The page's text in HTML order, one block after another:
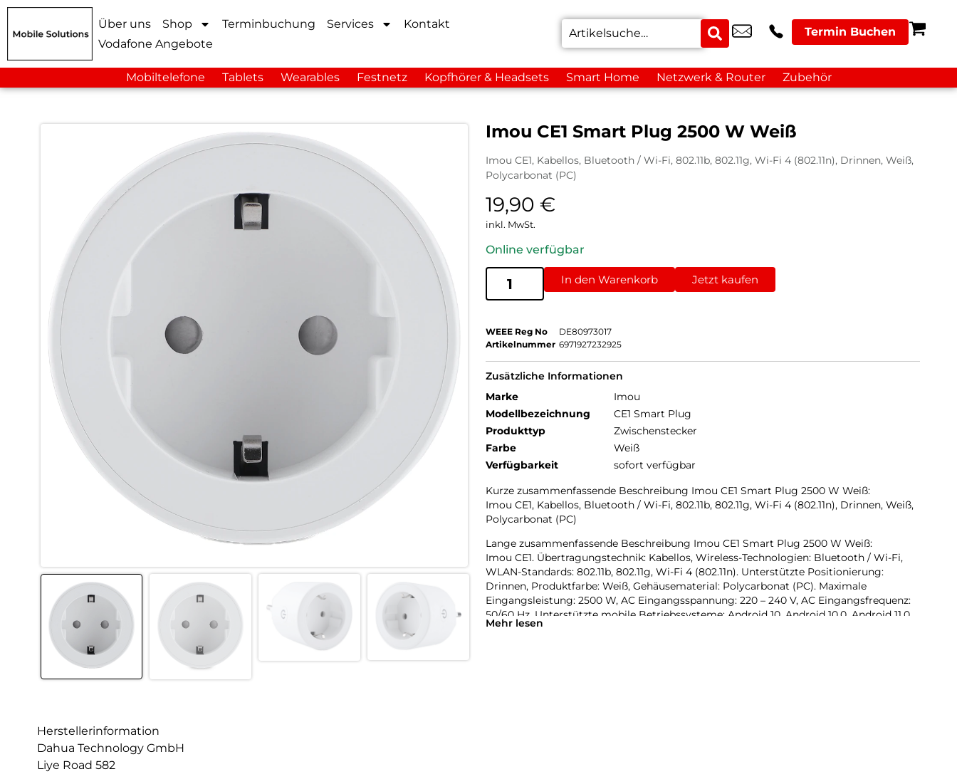
Über uns Shop Terminbuchung Services
Kontakt
Vodafone Angebote
Termin Buchen
Mobiltelefone Tablets Wearables Festnetz Kopfhörer & Headsets Smart Home Netzwerk & Router Zubehör
Imou CE1 Smart Plug 2500 W Weiß
Imou CE1, Kabellos, Bluetooth / Wi-Fi, 802.11b, 802.11g, Wi-Fi 4 (802.11n), Drinnen, Weiß,
Polycarbonat (PC)
19,90 €
inkl. MwSt.
Online verfügbar
In den Warenkorb Jetzt kaufen
WEEE Reg No
DE80973017
Artikelnummer 6971927232925
Zusätzliche Informationen
Marke
Imou
Modellbezeichnung
CE1 Smart Plug
Produkttyp
Zwischenstecker
Farbe
Weiß
Verfügbarkeit
sofort verfügbar
Kurze zusammenfassende Beschreibung Imou CE1 Smart Plug 2500 W Weiß:
Imou CE1, Kabellos, Bluetooth / Wi-Fi, 802.11b, 802.11g, Wi-Fi 4 (802.11n), Drinnen, Weiß,
Polycarbonat (PC)
Lange zusammenfassende Beschreibung Imou CE1 Smart Plug 2500 W Weiß:
Imou CE1. Übertragungstechnik: Kabellos, Wireless-Technologien: Bluetooth / Wi-Fi,
WLAN-Standards: 802.11b, 802.11g, Wi-Fi 4 (802.11n). Unterstützte Positionierung:
Drinnen, Produktfarbe: Weiß, Gehäusematerial: Polycarbonat (PC). Maximale
Eingangsleistung: 2500 W, AC Eingangsspannung: 220 – 240 V, AC Eingangsfrequenz:
50/60 Hz. Unterstützte mobile Betriebssysteme: Android 10, Android 10.0, Android 11.0,
Android 12.0, Android 13.0, Android 4.4, Android 5.0,.
Mehr lesen
Herstellerinformation
Dahua Technology GmbH
Liye Road 582